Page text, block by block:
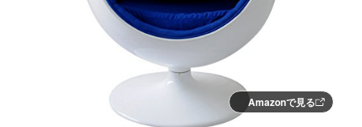
Amazonで見る